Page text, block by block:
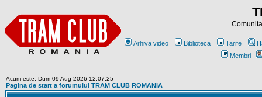
Arhiva video Biblioteca Tarife
Membri
Acum este: Dum 09 Aug 2026 12:07:25
Pagina de start a forumului TRAM CLUB ROMANIA